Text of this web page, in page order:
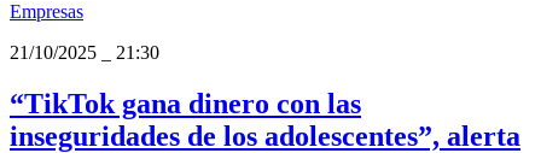
Empresas
21/10/2025
21:30
“TikTok gana dinero con las
inseguridades de los adolescentes”, alerta